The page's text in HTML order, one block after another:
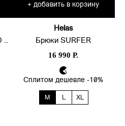
+ добавить в корзину
Helas
Брюки SURFER
16 990 Р.
Сплитом дешевле -10%
M L XL